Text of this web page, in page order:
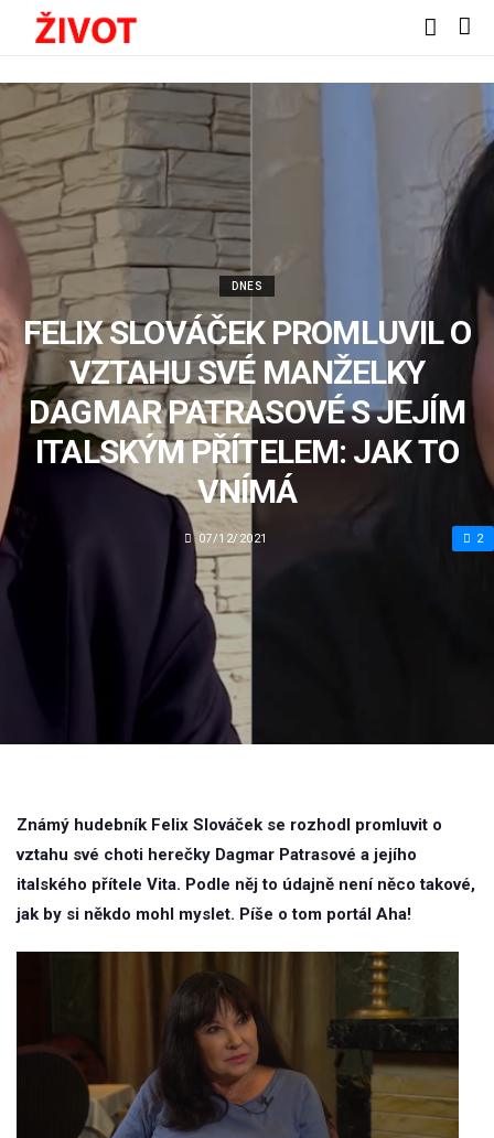
DNES
FELIX SLOVÁČEK PROMLUVIL O
VZTAHU SVÉ MANŽELKY
DAGMAR PATRASOVÉ S JEJÍM
ITALSKÝM PŘÍTELEM: JAK TO
VNÍMÁ
07/12/2021 2
Známý hudebník Felix Slováček se rozhodl promluvit o
vztahu své choti herečky Dagmar Patrasové a jejího
italského přítele Vita. Podle něj to údajně není něco takové,
jak by si někdo mohl myslet. Píše o tom portál Aha!